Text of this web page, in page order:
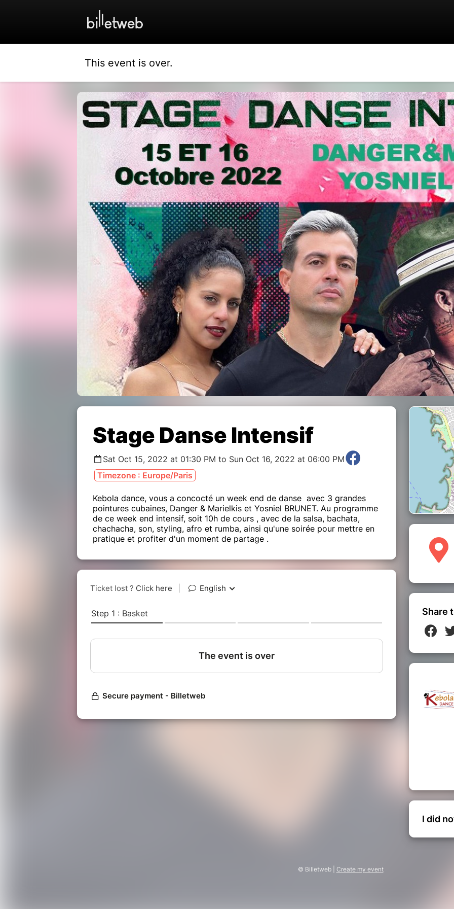
This event is over.
Stage Danse Intensif
Sat Oct 15, 2022 at 01:30 PM to Sun Oct 16, 2022 at 06:00 PM
Timezone : Europe/Paris
Kebola dance, vous a concocté un week end de danse avec 3 grandes
pointures cubaines, Danger & Marielkis et Yosniel BRUNET. Au programme
de ce week end intensif, soit 10h de cours , avec de la salsa, bachata,
chachacha, son, styling, afro et rumba, ainsi qu'une soirée pour mettre en
pratique et profiter d'un moment de partage .
Share
I did
© Billetweb | Create my event